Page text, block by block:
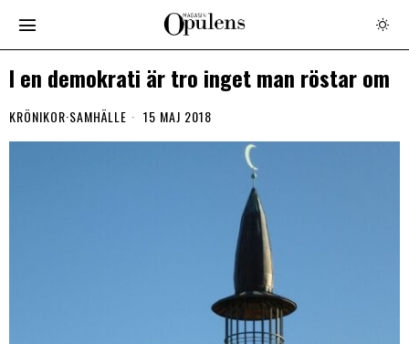
I en demokrati är tro inget man röstar om
KRÖNIKOR·SAMHÄLLE 15 MAJ 2018